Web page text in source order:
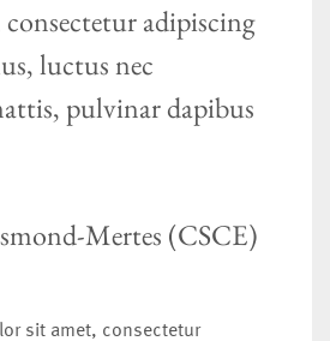
adipiscing
luctus nec
pulvinar dapibus
Mertes (CSCE)
sit amet, consectetur